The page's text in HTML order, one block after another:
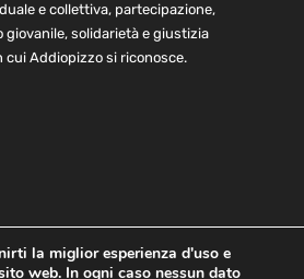
e collettiva, partecipazione,
giovanile, solidarietà e giustizia
cui Addiopizzo si riconosce.
la miglior esperienza d'uso e
web. In ogni caso nessun dato